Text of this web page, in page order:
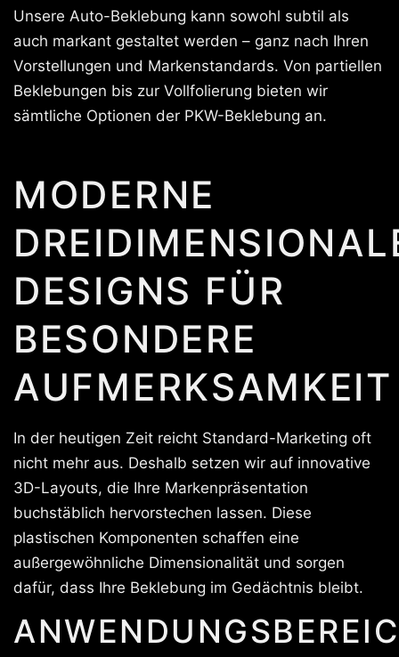
Unsere Auto-Beklebung kann sowohl subtil als
auch markant gestaltet werden – ganz nach Ihren
Vorstellungen und Markenstandards. Von partiellen
Beklebungen bis zur Vollfolierung bieten wir
sämtliche Optionen der PKW-Beklebung an.
MODERNE
DESIGNS FÜR
BESONDERE
AUFMERKSAMKEIT
In der heutigen Zeit reicht Standard-Marketing oft
nicht mehr aus. Deshalb setzen wir auf innovative
3D-Layouts, die Ihre Markenpräsentation
buchstäblich hervorstechen lassen. Diese
plastischen Komponenten schaffen eine
außergewöhnliche Dimensionalität und sorgen
dafür, dass Ihre Beklebung im Gedächtnis bleibt.